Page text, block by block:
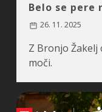
Belo se pere
26. 11. 2025
Z Bronjo
moči.